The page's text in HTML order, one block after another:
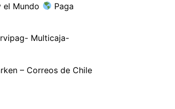
el Mundo
Paga
Multicaja-
– Correos de Chile